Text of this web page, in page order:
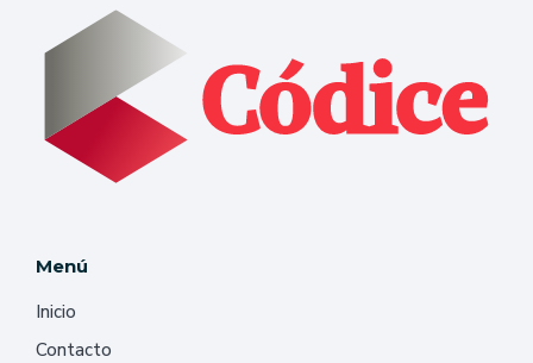
Menú
Inicio
Contacto